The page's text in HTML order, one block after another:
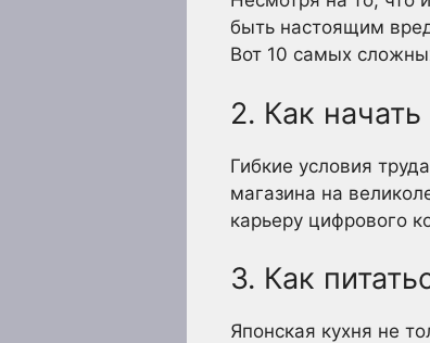
быть настоящим
Вот 10 самых
2. Как
Гибкие условия
магазина на
карьеру цифрового
3. Как
Японская кухня не